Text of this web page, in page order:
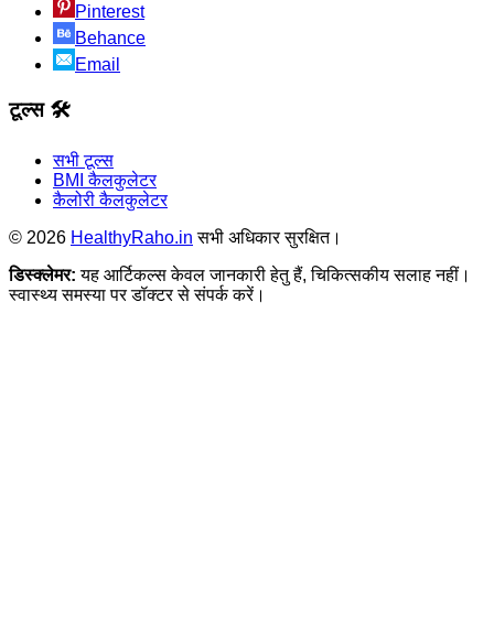
Pinterest
Behance
Email
टूल्स 🛠️
सभी टूल्स
BMI कैलकुलेटर
कैलोरी कैलकुलेटर
© 2026 HealthyRaho.in सभी अधिकार सुरक्षित।
डिस्क्लेमर: यह आर्टिकल्स केवल जानकारी हेतु हैं, चिकित्सकीय सलाह नहीं।
स्वास्थ्य समस्या पर डॉक्टर से संपर्क करें।